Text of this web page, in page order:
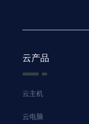
云产品
云主机
云电脑